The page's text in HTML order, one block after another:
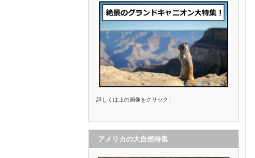
詳しくは上の画像をクリック！
アメリカの大自然特集